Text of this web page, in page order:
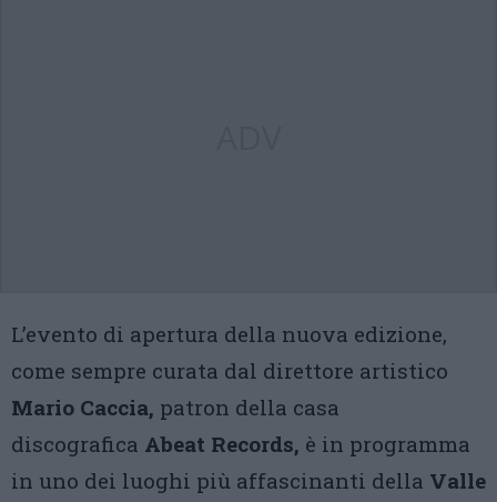
L’evento di apertura della nuova edizione,
come sempre curata dal direttore artistico
Mario Caccia, patron della casa
discografica Abeat Records, è in programma
in uno dei luoghi più affascinanti della Valle